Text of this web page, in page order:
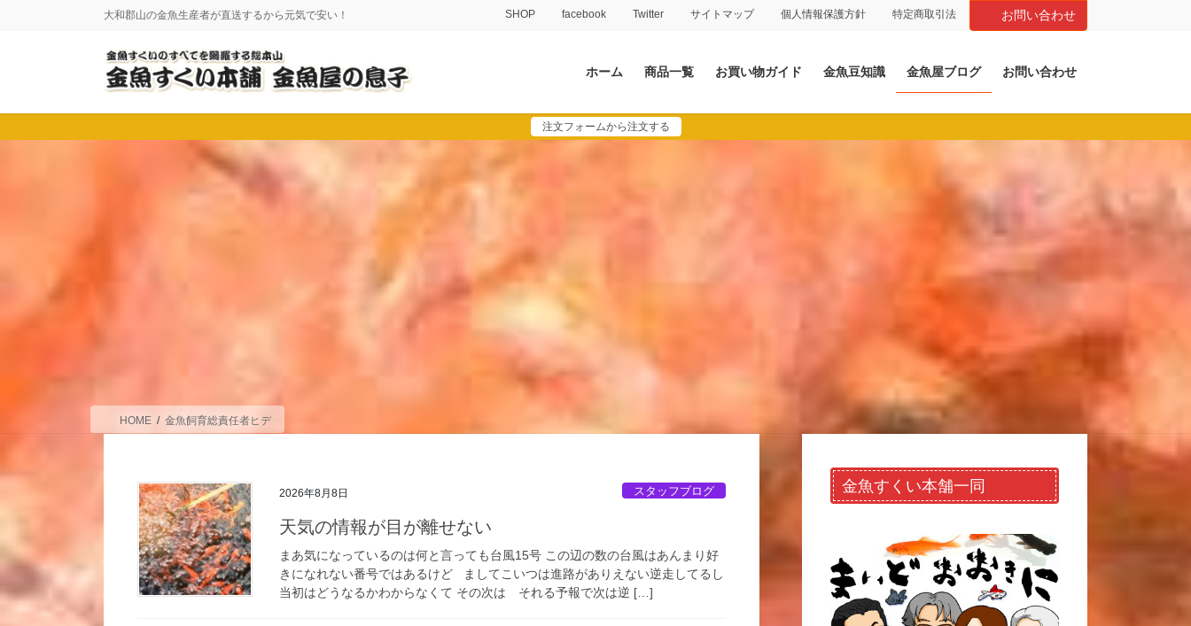
に
移
ョ
ン
大和郡山の金魚生産者が直送するから元気で安い！ SHOP facebook Twitter サイトマップ 個人情報保護方針 特定商取引法 お問い合わせ
ホーム 商品一覧 お買い物ガイド 金魚豆知識 金魚屋ブログ お問い合わせ
注文フォームから注文する
HOME 金魚飼育総責任者ヒデ
2026年8月8日 スタッフブログ
天気の情報が目が離せない
まあ気になっているのは何と言っても台風15号 この辺の数の台風はあんまり好
きになれない番号ではあるけど ましてこいつは進路がありえない逆走してるし
当初はどうなるかわからなくて その次は それる予報で次は逆 […]
金魚すくい本舗一同